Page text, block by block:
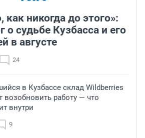
как никогда до этого»:
о судьбе Кузбасса и его
в августе
24
в Кузбассе склад Wildberries
возобновить работу — что
внутри
9